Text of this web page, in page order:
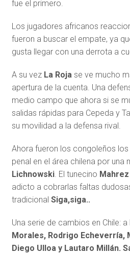
fue el primero.
Los jugadores africanos
fueron a buscar el empate, ya
gusta llegar con una derrota a
A su vez La Roja se ve mucho
apertura de la cuenta. Una
medio campo que ahora si se
salidas rápidas para Cepeda y
su movilidad a la defensa rival.
Ahora fueron los congoleños
penal en el área chilena por una
Lichnowski. El tunecino
adicto a cobrarlas faltas
tradicional Siga,siga..
Una serie de cambios en Chile:
Morales, Rodrigo Echeverría,
Diego Ulloa y Lautaro Millán.